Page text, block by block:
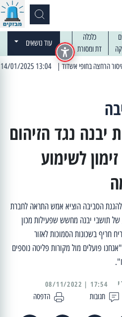
כלכלה
דת ומסורת
עוד נושאים
| 13:04 14/01/2025 עובדים בלילות: עבודות קרצוף וריבוד אספלט
יבנה נגד הזיהום
לשימוע
הסביבה הוציא אמש התראה לחברת
תושבי יבנה מחשש שפעילות מכון
חריף בשכונות הסמוכות לאזור
פועלים מול מקורות פליטה נוספים
תגובות הדפסה
17:54 | 08/11/2022